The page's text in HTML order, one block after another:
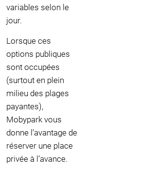
variables selon le
jour.
Lorsque ces
options publiques
sont occupées
(surtout en plein
milieu des plages
payantes),
Mobypark vous
donne l’avantage de
réserver une place
privée à l’avance.